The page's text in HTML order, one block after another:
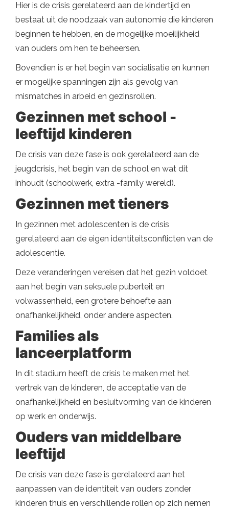
Hier is de crisis gerelateerd aan de kindertijd en
bestaat uit de noodzaak van autonomie die kinderen
beginnen te hebben, en de mogelijke moeilijkheid
van ouders om hen te beheersen.
Bovendien is er het begin van socialisatie en kunnen
er mogelijke spanningen zijn als gevolg van
mismatches in arbeid en gezinsrollen.
Gezinnen met school -
leeftijd kinderen
De crisis van deze fase is ook gerelateerd aan de
jeugdcrisis, het begin van de school en wat dit
inhoudt (schoolwerk, extra -family wereld).
Gezinnen met tieners
In gezinnen met adolescenten is de crisis
gerelateerd aan de eigen identiteitsconflicten van de
adolescentie.
Deze veranderingen vereisen dat het gezin voldoet
aan het begin van seksuele puberteit en
volwassenheid, een grotere behoefte aan
onafhankelijkheid, onder andere aspecten.
Families als
lanceerplatform
In dit stadium heeft de crisis te maken met het
vertrek van de kinderen, de acceptatie van de
onafhankelijkheid en besluitvorming van de kinderen
op werk en onderwijs.
Ouders van middelbare
leeftijd
De crisis van deze fase is gerelateerd aan het
aanpassen van de identiteit van ouders zonder
kinderen thuis en verschillende rollen op zich nemen